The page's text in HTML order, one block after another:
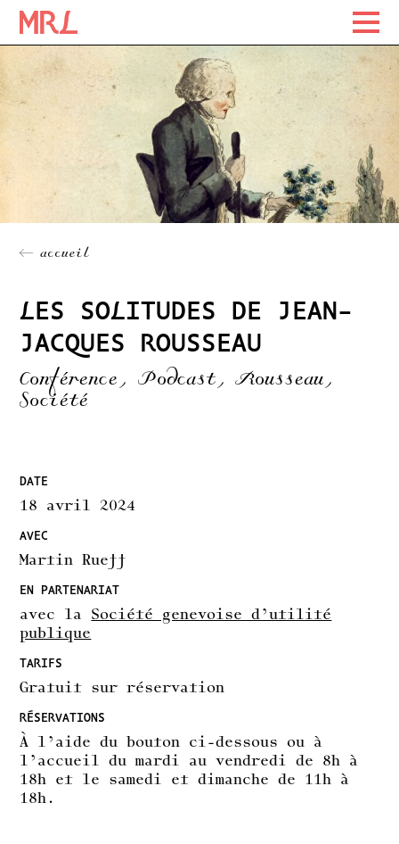
content
Maison Rousseau Littérature
Maison Rousseau Littérature
← accueil
LES SOLITUDES DE JEAN-
JACQUES ROUSSEAU
Conférence, Podcast, Rousseau,
Société
DATE
18 avril 2024
AVEC
Martin Rueff
EN PARTENARIAT
avec la Société genevoise d’utilité
publique
TARIFS
Gratuit sur réservation
RÉSERVATIONS
À l’aide du bouton ci-dessous ou à
l’accueil du mardi au vendredi de 8h à
18h et le samedi et dimanche de 11h à
18h.